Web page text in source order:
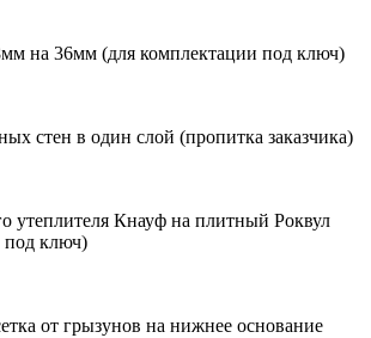
на 36мм (для комплектации под ключ)
стен в один слой (пропитка заказчика)
утеплителя Кнауф на плитный Роквул
под ключ)
от грызунов на нижнее основание